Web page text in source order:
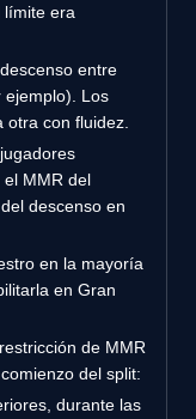
límite era
entre
ejemplo). Los
con fluidez.
MMR del
descenso en
en la mayoría
en Gran
de MMR
del split:
durante las